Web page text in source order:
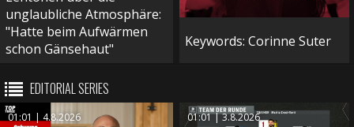
unglaubliche Atmosphäre:
"Hatte beim Aufwärmen
schon Gänsehaut"
Keywords: Corinne Suter
EDITORIAL SERIES
01:01 | 4.8.2026 01:01 | 3.8.2026